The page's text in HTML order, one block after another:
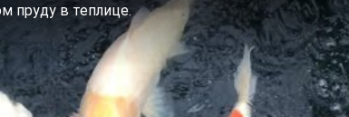
пруду в теплице.